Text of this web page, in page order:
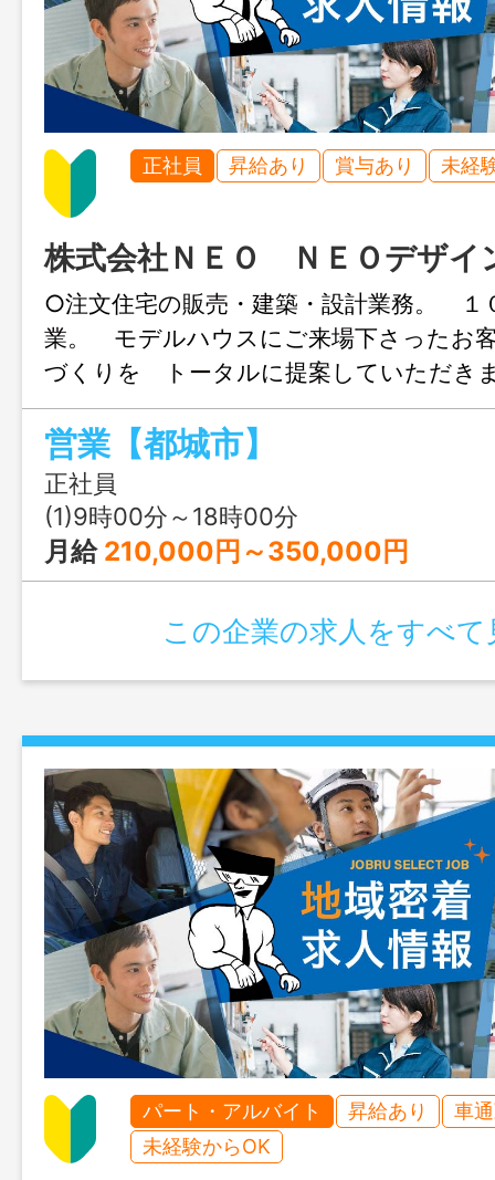
正社員 昇給あり 賞与あり 未経
株式会社ＮＥＯ ＮＥＯデザイ
○注文住宅の販売・建築・設計業務。 １
業。 モデルハウスにご来場下さったお
づくりを トータルに提案していただ
住宅営業の経験者歓迎。 ※歩合給あり
給します。 ＊業務の変更範囲：事業所
営業【都城市】
正社員
(1)9時00分～18時00分
月給 210,000円～350,000円
この企業の求人をすべて
パート・アルバイト 昇給あり
車
未経験からOK